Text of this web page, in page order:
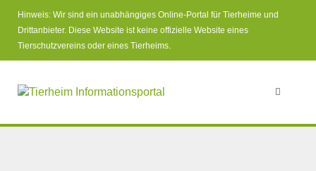
Hinweis: Wir sind ein unabhängiges Online-Portal für Tierheime und
Drittanbieter. Diese Website ist keine offizielle Website eines
Tierschutzvereins oder eines Tierheims.